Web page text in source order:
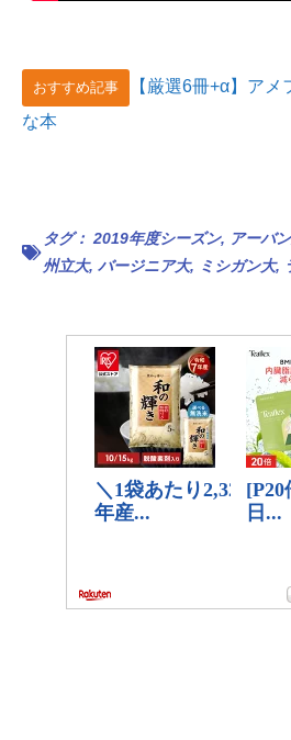
おすすめ記事
【厳選6冊+α】ア
な本
タグ： 2019年度シーズン, アーバ
州立大, バージニア大, ミシガン大,